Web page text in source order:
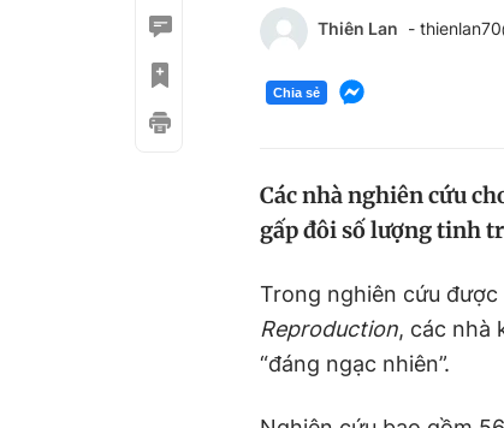
Thiên Lan -
Chia sẻ
Các nhà nghiên cứu
gấp đôi số lượng tinh
Trong nghiên cứu
Reproduction, các nhà
“đáng ngạc nhiên”.